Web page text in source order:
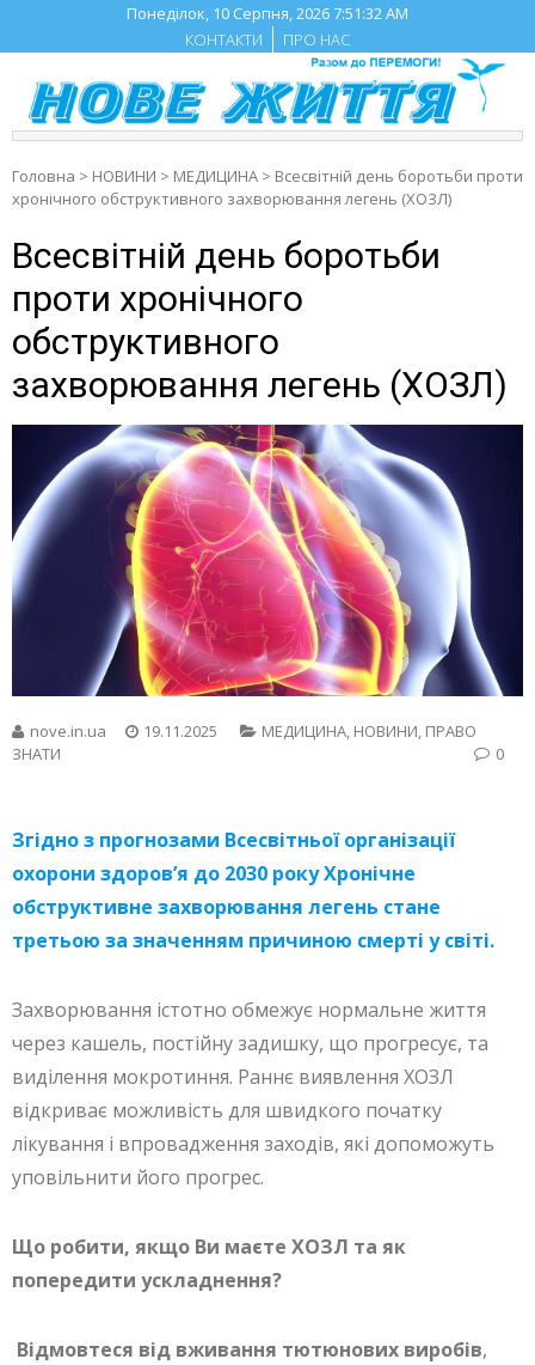
content
Понеділок, 10 Серпня, 20267:51:33 AM
КОНТАКТИ
ПРО НАС
Головна > НОВИНИ > МЕДИЦИНА > Всесвітній день боротьби проти
хронічного обструктивного захворювання легень (ХОЗЛ)
Всесвітній день боротьби
проти хронічного
обструктивного
захворювання легень (ХОЗЛ)
nove.in.ua 19.11.2025 МЕДИЦИНА НОВИНИ ПРАВО
ЗНАТИ
0
Згідно з прогнозами Всесвітньої організації
охорони здоров’я до 2030 року Хронічне
обструктивне захворювання легень стане
третьою за значенням причиною смерті у світі.
Захворювання істотно обмежує нормальне життя
через кашель, постійну задишку, що прогресує, та
виділення мокротиння. Раннє виявлення ХОЗЛ
відкриває можливість для швидкого початку
лікування і впровадження заходів, які допоможуть
уповільнити його прогрес.
Що робити, якщо Ви маєте ХОЗЛ та як
попередити ускладнення?
Відмовтеся від вживання тютюнових виробів,